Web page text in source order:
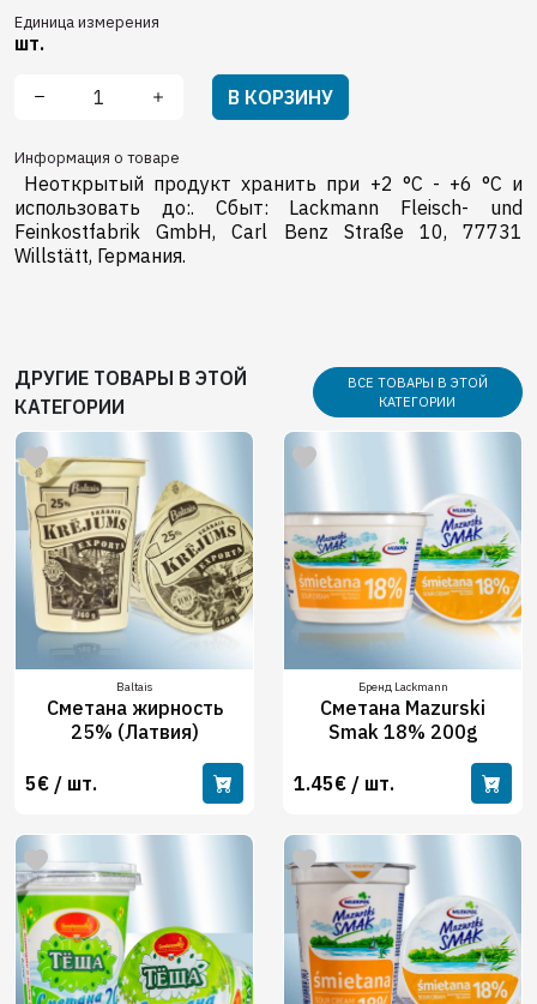
Единица измерения
шт.
В КОРЗИНУ
Информация о товаре
Неоткрытый продукт хранить при +2 °C - +6 °C и
использовать до:. Сбыт: Lackmann Fleisch- und
Feinkostfabrik GmbH, Carl Benz Straße 10, 77731
Willstätt, Германия.
ДРУГИЕ ТОВАРЫ В ЭТОЙ
КАТЕГОРИИ
ВСЕ ТОВАРЫ В ЭТОЙ
КАТЕГОРИИ
Baltais
Сметана жирность
25% (Латвия)
5€ / шт.
Бренд Lackmann
Сметана Mazurski
Smak 18% 200g
1.45€ / шт.